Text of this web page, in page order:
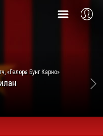
«Гелора Бунг Карно»